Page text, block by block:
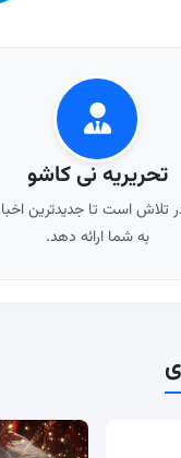
تحریریه نی کاشو
تلاش است تا جدیدترین
به شما ارائه دهد.